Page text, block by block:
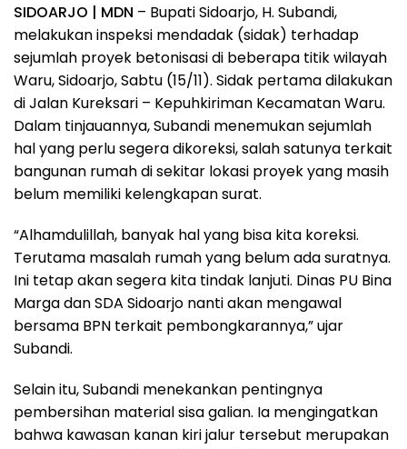
SIDOARJO | MDN – Bupati Sidoarjo, H. Subandi,
melakukan inspeksi mendadak (sidak) terhadap
sejumlah proyek betonisasi di beberapa titik wilayah
Waru, Sidoarjo, Sabtu (15/11). Sidak pertama dilakukan
di Jalan Kureksari – Kepuhkiriman Kecamatan Waru.
Dalam tinjauannya, Subandi menemukan sejumlah
hal yang perlu segera dikoreksi, salah satunya terkait
bangunan rumah di sekitar lokasi proyek yang masih
belum memiliki kelengkapan surat.
“Alhamdulillah, banyak hal yang bisa kita koreksi.
Terutama masalah rumah yang belum ada suratnya.
Ini tetap akan segera kita tindak lanjuti. Dinas PU Bina
Marga dan SDA Sidoarjo nanti akan mengawal
bersama BPN terkait pembongkarannya,” ujar
Subandi.
Selain itu, Subandi menekankan pentingnya
pembersihan material sisa galian. Ia mengingatkan
bahwa kawasan kanan kiri jalur tersebut merupakan